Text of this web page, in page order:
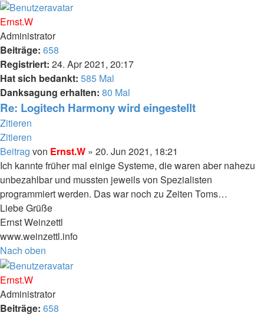
Ernst.W
Administrator
Beiträge: 658
Registriert: 24. Apr 2021, 20:17
Hat sich bedankt: 585 Mal
Danksagung erhalten: 80 Mal
Re: Logitech Harmony wird eingestellt
Zitieren
Zitieren
Beitrag von Ernst.W » 20. Jun 2021, 18:21
Ich kannte früher mal einige Systeme, die waren aber nahezu
unbezahlbar und mussten jeweils von Spezialisten
programmiert werden. Das war noch zu Zeiten Toms…
Liebe Grüße
Ernst Weinzettl
www.weinzettl.info
Nach oben
Ernst.W
Administrator
Beiträge: 658